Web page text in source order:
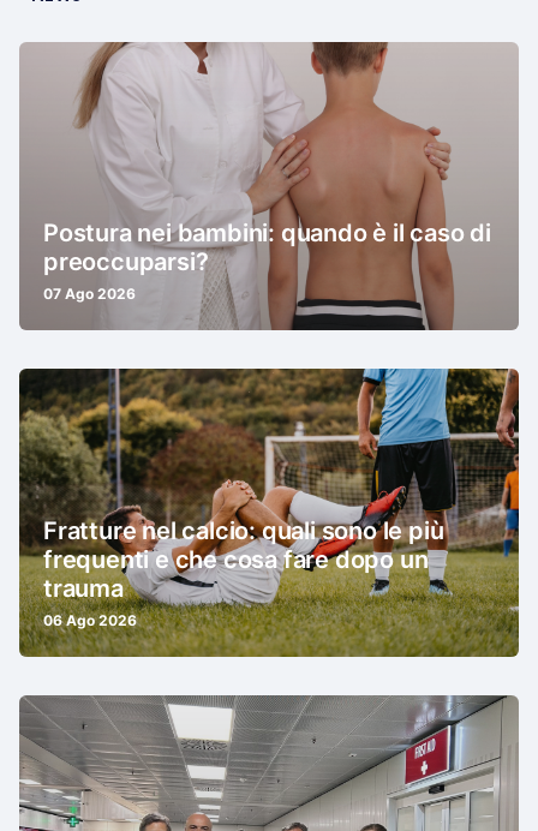
Postura nei bambini: quando è il caso di
preoccuparsi?
07 Ago 2026
Fratture nel calcio: quali sono le più
frequenti e che cosa fare dopo un
trauma
06 Ago 2026